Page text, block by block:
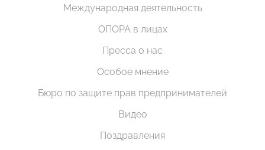
Международная деятельность
ОПОРА в лицах
Пресса о нас
Особое мнение
Бюро по защите прав предпринимателей
Видео
Поздравления